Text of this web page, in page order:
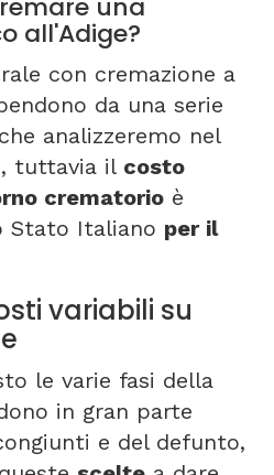
una
all'Adige?
con cremazione a
da una serie
analizzeremo nel
tuttavia il costo
crematorio è
Stato Italiano per il
variabili su
le varie fasi della
in gran parte
e del defunto,